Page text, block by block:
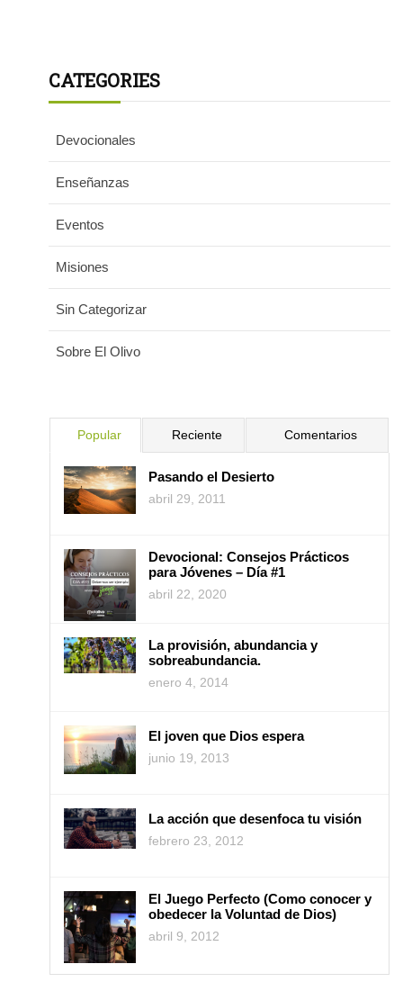
CATEGORIES
Devocionales
Enseñanzas
Eventos
Misiones
Sin Categorizar
Sobre El Olivo
Popular Reciente Comentarios
Pasando el Desierto
abril 29, 2011
Devocional: Consejos Prácticos
para Jóvenes – Día #1
abril 22, 2020
La provisión, abundancia y
sobreabundancia.
enero 4, 2014
El joven que Dios espera
junio 19, 2013
La acción que desenfoca tu visión
febrero 23, 2012
El Juego Perfecto (Como conocer y
obedecer la Voluntad de Dios)
abril 9, 2012